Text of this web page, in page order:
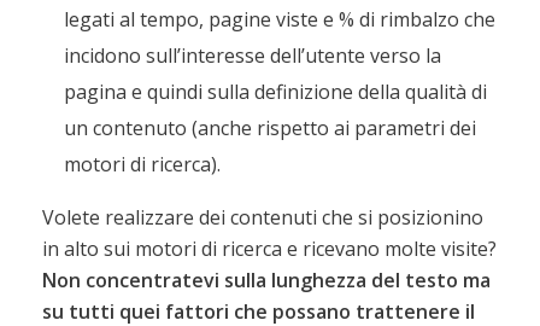
legati al tempo, pagine viste e % di rimbalzo che
incidono sull’interesse dell’utente verso la
pagina e quindi sulla definizione della qualità di
un contenuto (anche rispetto ai parametri dei
motori di ricerca).
Volete realizzare dei contenuti che si posizionino
in alto sui motori di ricerca e ricevano molte visite?
Non concentratevi sulla lunghezza del testo ma
su tutti quei fattori che possano trattenere il